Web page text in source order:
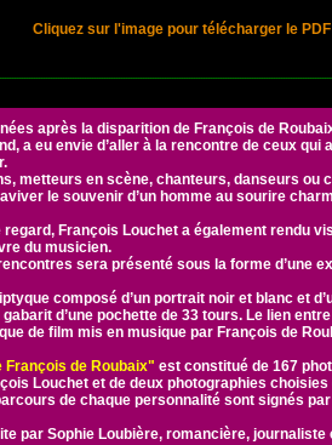
Cliquez sur l'image pour télécharger le
après la disparition de François de
a eu envie d’aller à la rencontre de ceux
metteurs en scène, chanteurs, danseurs ou
le souvenir d’un homme au sourire
regard, François Louchet a également rendu
du musicien.
sera présenté sous la forme d’une
composé d’un portrait noir et blanc et
d’une pochette de 33 tours. Le lien
de film mis en musique par François de
François de Roubaix" est constitué de 167
Louchet et de deux photographies
de chaque personnalité sont signés par
par Sophie Loubière, romancière,